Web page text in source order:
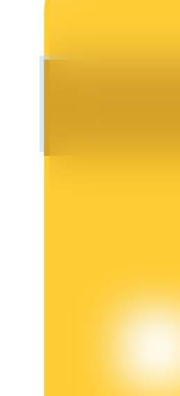
Эксклюзивные инвестиции